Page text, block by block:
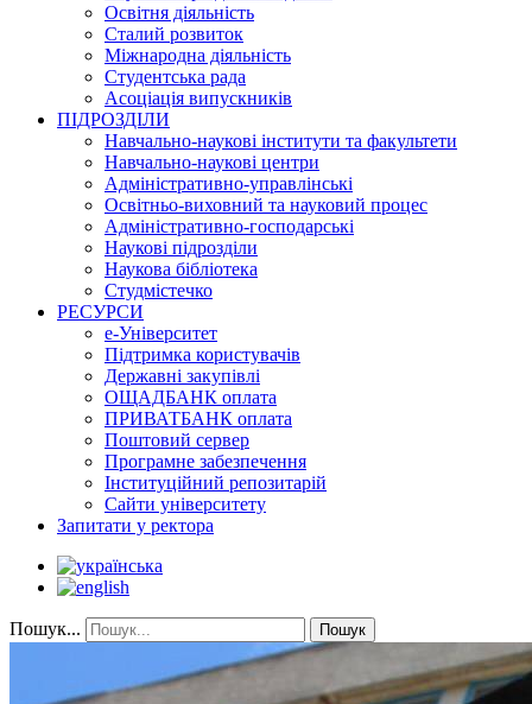
Освітня діяльність
Сталий розвиток
Міжнародна діяльність
Студентська рада
Асоціація випускників
ПІДРОЗДІЛИ
Навчально-наукові інститути та факультети
Навчально-наукові центри
Адміністративно-управлінські
Освітньо-виховний та науковий процес
Адміністративно-господарські
Наукові підрозділи
Наукова бібліотека
Студмістечко
РЕСУРСИ
е-Університет
Підтримка користувачів
Державні закупівлі
ОЩАДБАНК оплата
ПРИВАТБАНК оплата
Поштовий сервер
Програмне забезпечення
Інституційний репозитарій
Сайти університету
Запитати у ректора
Пошук... Пошук